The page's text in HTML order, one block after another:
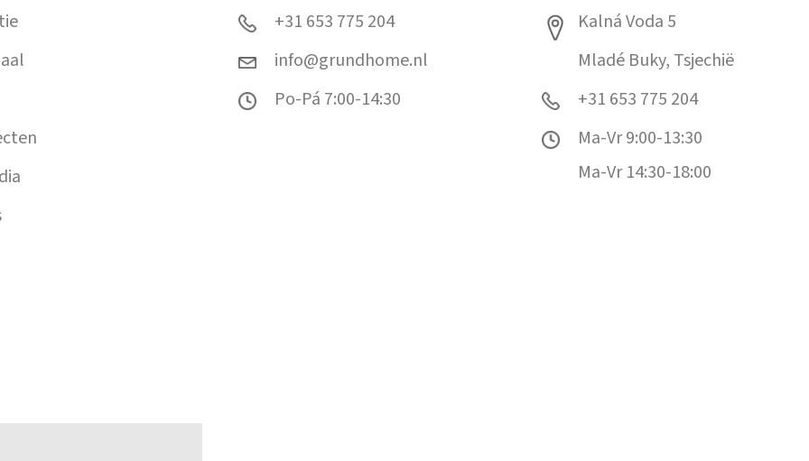
+31 653 775 204
info@grundhome.nl
Po-Pá 7:00-14:30
Kalná Voda 5
Mladé Buky, Tsjechië
+31 653 775 204
Ma-Vr 9:00-13:30
Ma-Vr 14:30-18:00